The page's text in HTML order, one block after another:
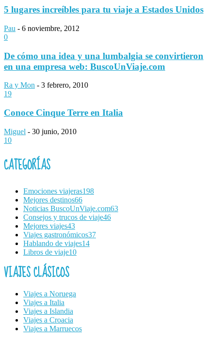
5 lugares increíbles para tu viaje a Estados Unidos
Pau - 6 noviembre, 2012
0
De cómo una idea y una lumbalgia se convirtieron
en una empresa web: BuscoUnViaje.com
Ra y Mon - 3 febrero, 2010
19
Conoce Cinque Terre en Italia
Miguel - 30 junio, 2010
10
CATEGORÍAS
Emociones viajeras198
Mejores destinos66
Noticias BuscoUnViaje.com63
Consejos y trucos de viaje46
Mejores viajes43
Viajes gastronómicos37
Hablando de viajes14
Libros de viaje10
VIAJES CLÁSICOS
Viajes a Noruega
Viajes a Italia
Viajes a Islandia
Viajes a Croacia
Viajes a Marruecos